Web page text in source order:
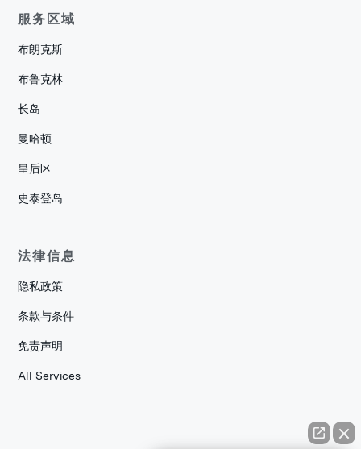
服务区域
布朗克斯
布鲁克林
长岛
曼哈顿
皇后区
史泰登岛
法律信息
隐私政策
条款与条件
免责声明
All Services